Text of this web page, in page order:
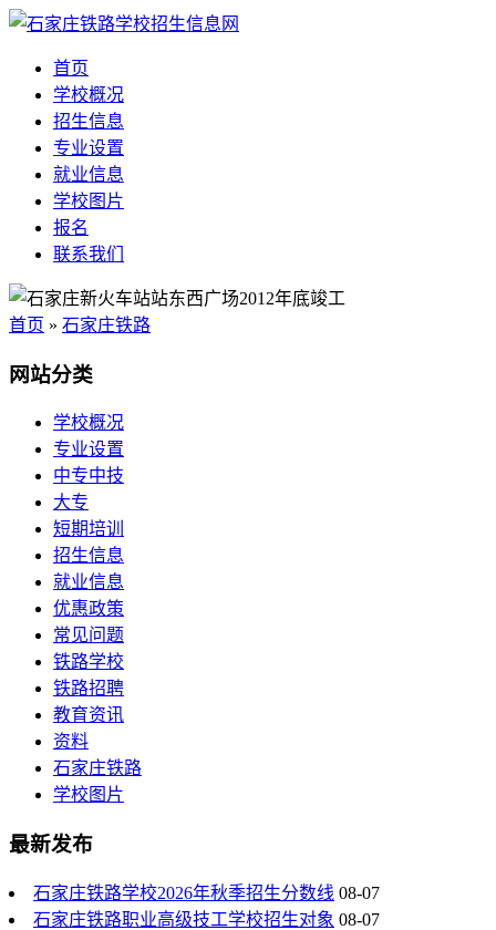
首页
学校概况
招生信息
专业设置
就业信息
学校图片
报名
联系我们
首页 » 石家庄铁路
网站分类
学校概况
专业设置
中专中技
大专
短期培训
招生信息
就业信息
优惠政策
常见问题
铁路学校
铁路招聘
教育资讯
资料
石家庄铁路
学校图片
最新发布
石家庄铁路学校2026年秋季招生分数线 08-07
石家庄铁路职业高级技工学校招生对象 08-07